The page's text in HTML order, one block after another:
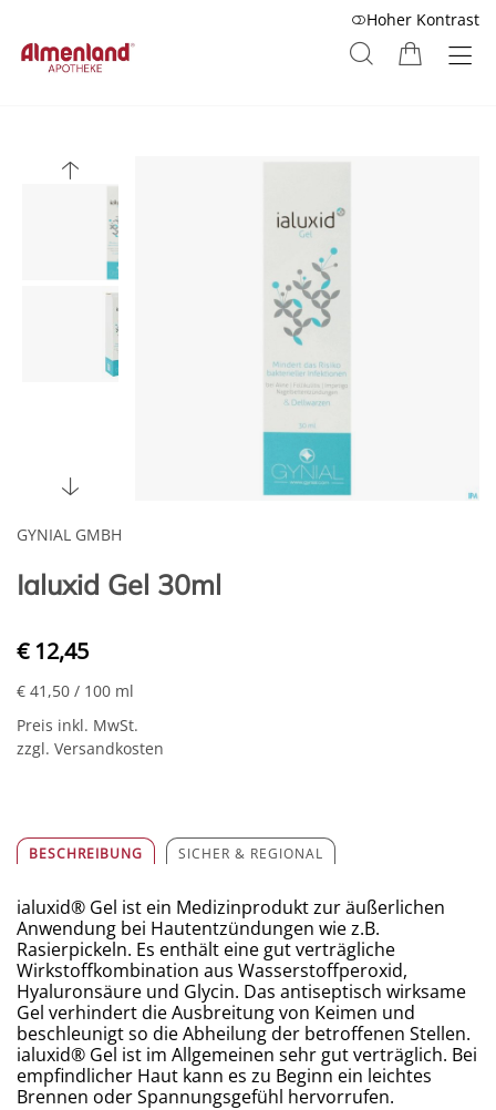
Hoher Kontrast
GYNIAL GMBH
Ialuxid Gel 30ml
€ 12,45
€ 41,50 / 100 ml
Preis inkl. MwSt.
zzgl. Versandkosten
BESCHREIBUNG SICHER & REGIONAL
ialuxid® Gel ist ein Medizinprodukt zur äußerlichen
Anwendung bei Hautentzündungen wie z.B.
Rasierpickeln. Es enthält eine gut verträgliche
Wirkstoffkombination aus Wasserstoffperoxid,
Hyaluronsäure und Glycin. Das antiseptisch wirksame
Gel verhindert die Ausbreitung von Keimen und
beschleunigt so die Abheilung der betroffenen Stellen.
ialuxid® Gel ist im Allgemeinen sehr gut verträglich. Bei
empfindlicher Haut kann es zu Beginn ein leichtes
Brennen oder Spannungsgefühl hervorrufen.